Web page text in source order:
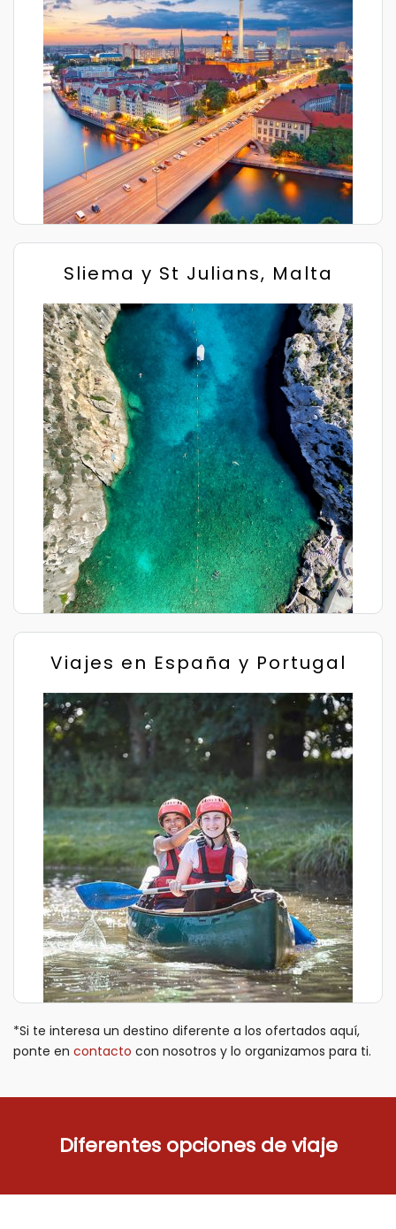
Sliema y St Julians, Malta
Viajes en España y Portugal
*Si te interesa un destino diferente a los ofertados aquí,
ponte en contacto con nosotros y lo organizamos para ti.
Diferentes opciones de viaje